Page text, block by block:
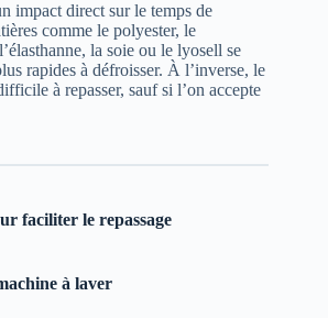
impact direct sur le temps de
comme le polyester, le
la soie ou le lyosell se
rapides à défroisser. À l’inverse, le
à repasser, sauf si l’on accepte
faciliter le repassage
à laver